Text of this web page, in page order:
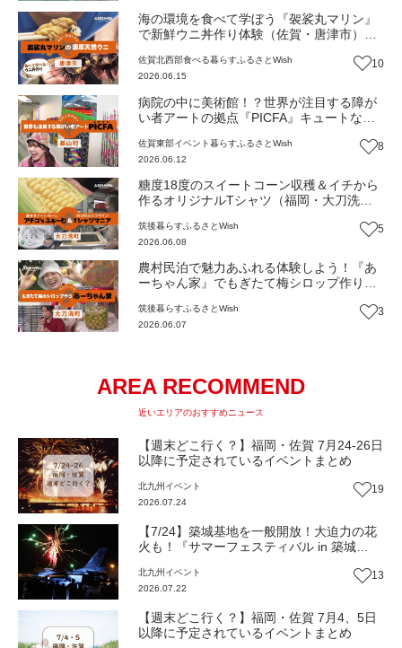
海の環境を食べて学ぼう『袈裟丸マリン』
で新鮮ウニ丼作り体験（佐賀・唐津市）
佐賀北西部食べる暮らすふるさとWish
2026.06.15
10
病院の中に美術館！？世界が注目する障が
い者アートの拠点『PICFA』キュートなオ
とWish】
佐賀東部イベント暮らす ふるさとWish
2026.06.12
8
糖度18度のスイートコーン収穫＆イチから
作るオリジナルTシャツ（福岡・大刀洗
筑後暮らす ふるさとWish
2026.06.08
5
農村民泊で魅力あふれる体験しよう！『あ
ーちゃん家』でもぎたて梅シロップ作り
筑後暮らす ふるさとWish
2026.06.07
3
AREA RECOMMEND
近いエリアのおすすめニュース
【週末どこ行く？】福岡・佐賀 7月24-26日
以降に予定されているイベントまとめ
北九州 イベント
2026.07.24
19
【7/24】築城基地を一般開放！大迫力の花
火も！『サマーフェスティバル in 築城
北九州 イベント
2026.07.22
13
【週末どこ行く？】福岡・佐賀 7月4、5日
以降に予定されているイベントまとめ